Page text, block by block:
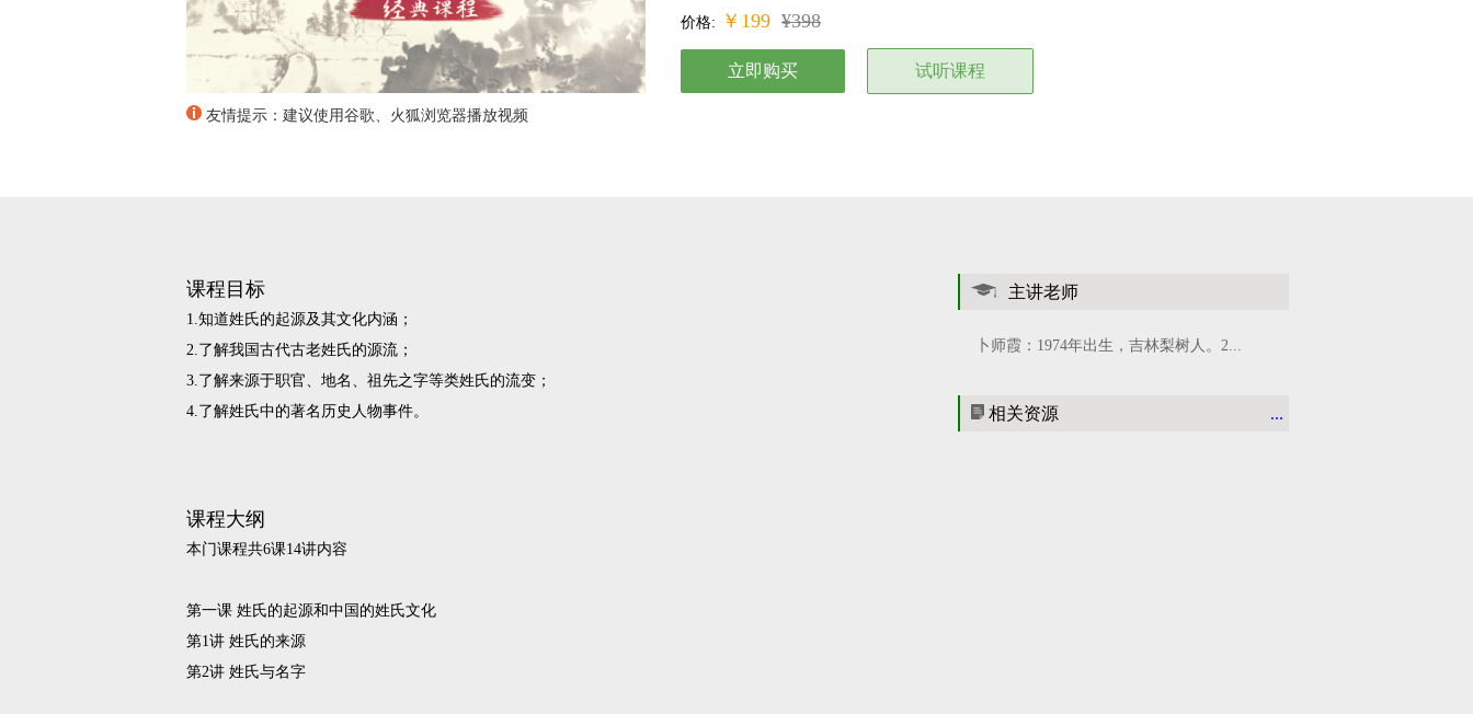
价格: ￥199 ¥398
立即购买 试听课程
友情提示：建议使用谷歌、火狐浏览器播放视频
课程目标
1.知道姓氏的起源及其文化内涵；
2.了解我国古代古老姓氏的源流；
3.了解来源于职官、地名、祖先之字等类姓氏的流变；
4.了解姓氏中的著名历史人物事件。
课程大纲
本门课程共6课14讲内容
第一课 姓氏的起源和中国的姓氏文化
第1讲 姓氏的来源
第2讲 姓氏与名字
主讲老师
卜师霞：1974年出生，吉林梨树人。2...
...
相关资源